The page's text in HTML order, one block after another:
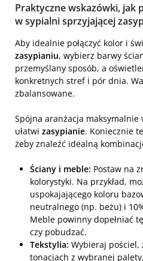
Praktyczne wskazówki, jak
w sypialni sprzyjającej
Aby idealnie połączyć kolor i
zasypianiu, wybierz barwy
przemyślany sposób, a
konkretnych stref i pór dnia.
zbalansowane.
Spójna aranżacja maksymalnie
ułatwi zasypianie. Koniecznie
żeby znaleźć idealną
Ściany i meble: Postaw na
kolorystyki. Na przykład,
uspokajającego koloru
neutralnego (np. beżu) i
Meble powinny dopełniać
czy pobudzać.
Tekstylia: Wybieraj pościel,
tonacjach z wybranej